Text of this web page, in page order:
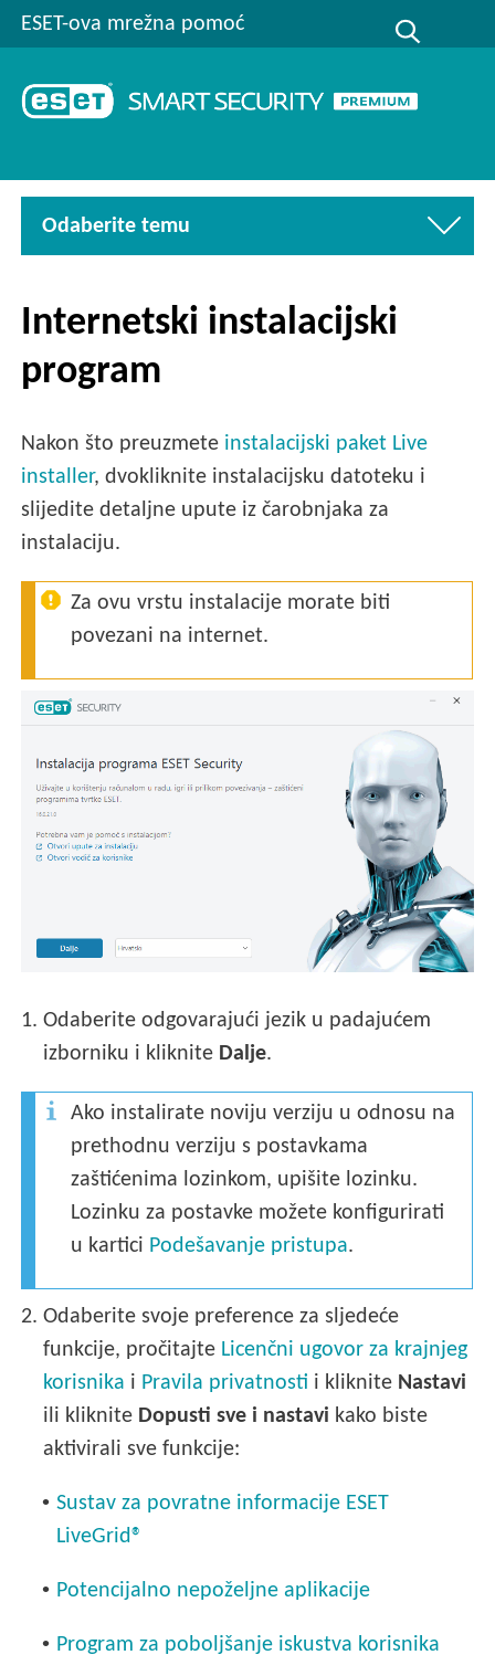
ESET-ova mrežna pomoć
Odaberite temu
Internetski instalacijski
program
Nakon što preuzmete instalacijski paket Live
installer, dvokliknite instalacijsku datoteku i
slijedite detaljne upute iz čarobnjaka za
instalaciju.
Za ovu vrstu instalacije morate biti
povezani na internet.
1. Odaberite odgovarajući jezik u padajućem
izborniku i kliknite Dalje.
Ako instalirate noviju verziju u odnosu na
prethodnu verziju s postavkama
zaštićenima lozinkom, upišite lozinku.
Lozinku za postavke možete konfigurirati
u kartici Podešavanje pristupa.
2. Odaberite svoje preference za sljedeće
funkcije, pročitajte Licenčni ugovor za krajnjeg
korisnika i Pravila privatnosti i kliknite Nastavi
ili kliknite Dopusti sve i nastavi kako biste
aktivirali sve funkcije:
• Sustav za povratne informacije ESET
LiveGrid®
• Potencijalno nepoželjne aplikacije
• Program za poboljšanje iskustva korisnika